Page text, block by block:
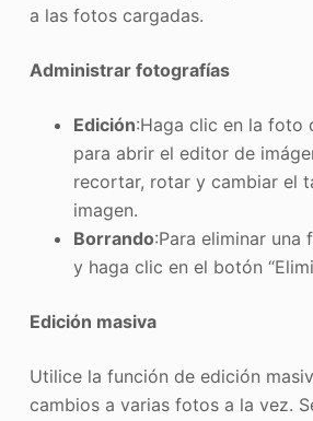
a las fotos cargadas.
Administrar fotografías
Edición:Haga clic en la foto
para abrir el editor de
recortar, rotar y cambiar el
imagen.
Borrando:Para eliminar una
y haga clic en el botón
Edición masiva
Utilice la función de edición
cambios a varias fotos a la vez.